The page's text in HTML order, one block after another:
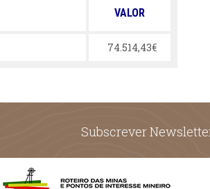
VALOR
74.514,43€
Subscrever